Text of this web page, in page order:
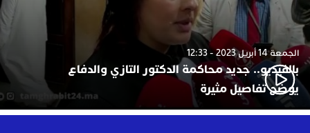
الجمعة 14 أبريل 2023 - 12:33
بالفيديو.. جديد محاكمة الدكتور التازي والدفاع
يوضح تفاصيل مثيرة